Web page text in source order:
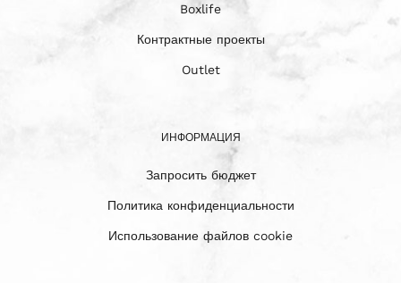
Boxlife
Контрактные проекты
Outlet
ИНФОРМАЦИЯ
Запросить бюджет
Политика конфиденциальности
Использование файлов cookie